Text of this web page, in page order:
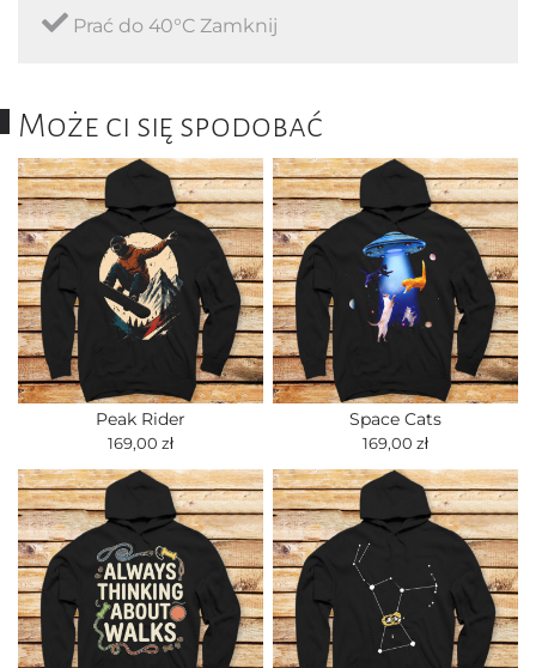
Prać do 40°C Zamknij
Może ci się spodobać
Peak Rider
169,00 zł
Space Cats
169,00 zł